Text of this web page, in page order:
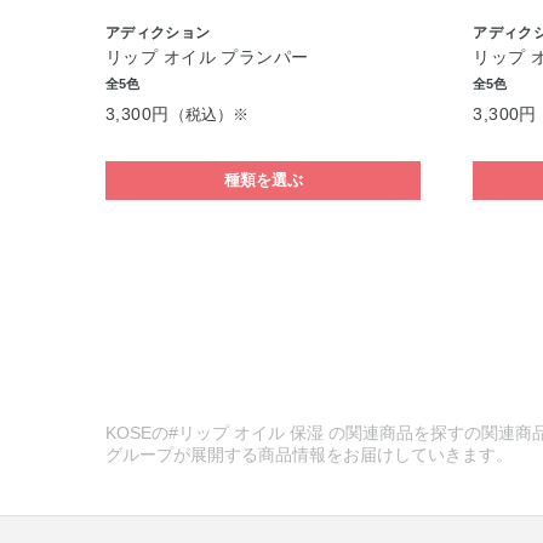
アディクション
リップ オイル プランパー
全5色
3,300円 （税込）※
種類を選ぶ
アディク
リップ
全5色
3,300円
KOSEの#リップ オイル 保湿 の関連商品を探すの関連
グループが展開する商品情報をお届けしていきます。